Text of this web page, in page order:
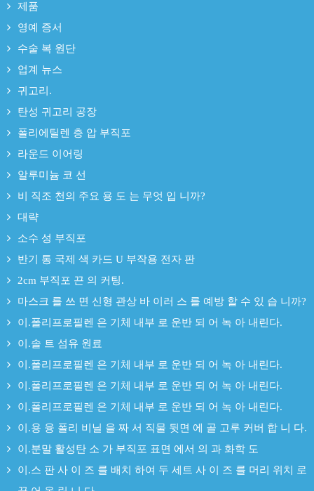
제품
영예 증서
수술 복 원단
업계 뉴스
귀고리.
탄성 귀고리 공장
폴리에틸렌 층 압 부직포
라운드 이어링
알루미늄 코 선
비 직조 천의 주요 용 도 는 무엇 입 니까?
대략
소수 성 부직포
반기 통 국제 색 카드 U 부작용 전자 판
2cm 부직포 끈 의 커팅.
마스크 를 쓰 면 신형 관상 바 이러 스 를 예방 할 수 있 습 니까?
이.폴리프로필렌 은 기체 내부 로 운반 되 어 녹 아 내린다.
이.솔 트 섬유 원료
이.폴리프로필렌 은 기체 내부 로 운반 되 어 녹 아 내린다.
이.폴리프로필렌 은 기체 내부 로 운반 되 어 녹 아 내린다.
이.폴리프로필렌 은 기체 내부 로 운반 되 어 녹 아 내린다.
이.용 융 폴리 비닐 을 짜 서 직물 뒷면 에 골 고루 커버 합 니 다.
이.분말 활성탄 소 가 부직포 표면 에서 의 과 화학 도
이.스 판 사 이 즈 를 배치 하여 두 세트 사 이 즈 를 머리 위치 로